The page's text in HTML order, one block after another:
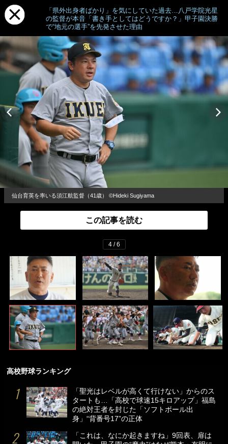
「県外出身者ばかり」を気にしていた過去…八戸学院光星
の監督が本音「書き手としてはどうですか？」甲子園決勝
で“地元の選手”を先発させた理由
仙台育英を率いる須江航監督（41歳） ©Hideki Sugiyama
この記事を読む
4 / 6
高校野球ランキング
「聖光はレベルが高くて行けない」からのス
タートも…「高校で球速15キロアップ」福島
の絶対王者を封じた「ソフトボール出
身」“背番号17”の正体
「これは、なにか起きますね」9回表、扉は